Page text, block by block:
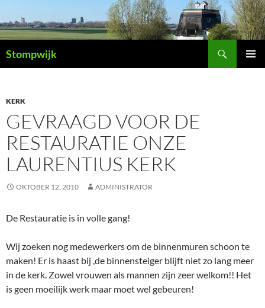
naar
de
inhoud
Stompwijk
KERK
GEVRAAGD VOOR DE
RESTAURATIE ONZE
LAURENTIUS KERK
OKTOBER 12, 2010 ADMINISTRATOR
De Restauratie is in volle gang!
Wij zoeken nog medewerkers om de binnenmuren schoon te
maken! Er is haast bij ,de binnensteiger blijft niet zo lang meer
in de kerk. Zowel vrouwen als mannen zijn zeer welkom!! Het
is geen moeilijk werk maar moet wel gebeuren!